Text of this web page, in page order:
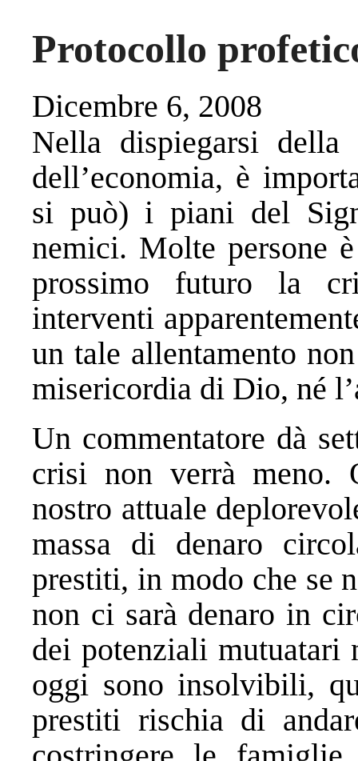
Protocollo
Dicembre 6, 2008
Nella dispiegarsi
dell’economia, è
si può) i piani del
nemici. Molte persone
prossimo futuro la
interventi
un tale allentamento
misericordia di Dio, né
Un commentatore dà
crisi non verrà meno.
nostro attuale
massa di denaro
prestiti, in modo che se
non ci sarà denaro in
dei potenziali
oggi sono insolvibili,
prestiti rischia di